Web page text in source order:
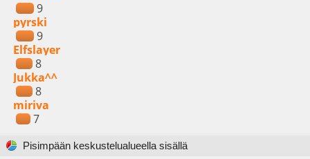
9
pyrski
9
Elfslayer
8
Jukka^^
8
miriva
7
Pisimpään keskustelualueella sisällä